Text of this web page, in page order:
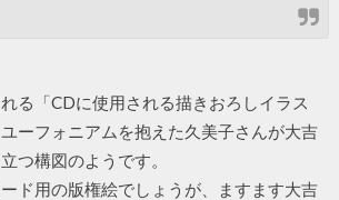
る「CDに使用される描きおろしイラス
ーフォニアムを抱えた久美子さんが大吉
つ構図のようです。
ド用の版権絵でしょうが、ますます大吉